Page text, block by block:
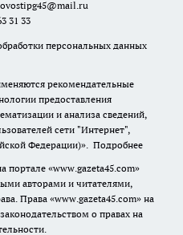
31 33
персональных данных
рекомендательные
предоставления
и анализа сведений,
сети "Интернет",
Федерации)». Подробнее
«www.gazeta45.com»
авторами и читателями,
Права «www.gazeta45.com» на
о правах на